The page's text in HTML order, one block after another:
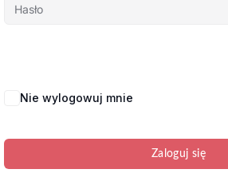
Nie wylogowuj mnie
Zaloguj się